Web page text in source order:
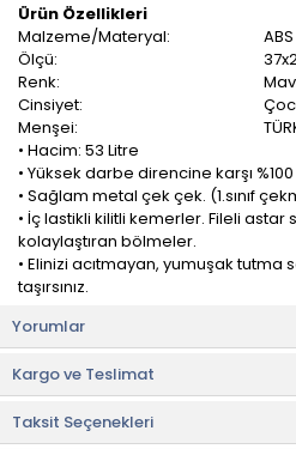
Ürün Özellikleri
Malzeme/Materyal:
ABS
Ölçü:
Renk:
Cinsiyet:
Menşei:
• Hacim: 53 Litre
• Yüksek darbe direncine karşı
• Sağlam metal çek çek. (1.sınıf
• İç lastikli kilitli kemerler. Fileli astar
kolaylaştıran bölmeler.
• Elinizi acıtmayan, yumuşak tutma
taşırsınız.
malzemeden üretilmiş 360 derece
sistemi.
• Sık dişli kalın fermuarlar.
• Muadillerine göre daha hafif
• %100 sağlığa uygun üretim.
Yorumlar
Kargo ve Teslimat
Taksit Seçenekleri